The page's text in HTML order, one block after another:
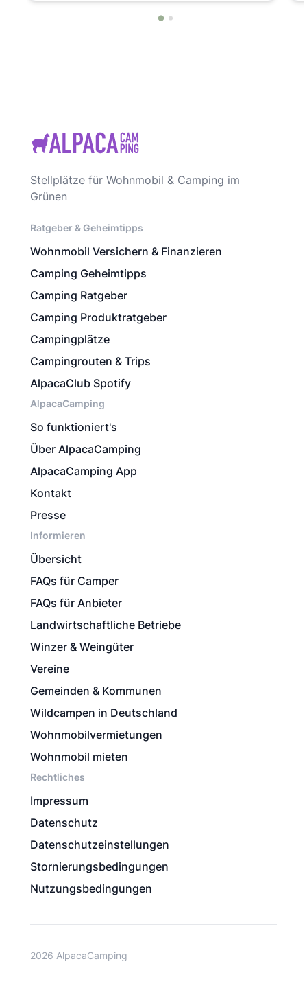
Stellplätze für Wohnmobil & Camping im
Grünen
Ratgeber & Geheimtipps
Wohnmobil Versichern & Finanzieren
Camping Geheimtipps
Camping Ratgeber
Camping Produktratgeber
Campingplätze
Campingrouten & Trips
AlpacaClub Spotify
AlpacaCamping
So funktioniert's
Über AlpacaCamping
AlpacaCamping App
Kontakt
Presse
Informieren
Übersicht
FAQs für Camper
FAQs für Anbieter
Landwirtschaftliche Betriebe
Winzer & Weingüter
Vereine
Gemeinden & Kommunen
Wildcampen in Deutschland
Wohnmobilvermietungen
Wohnmobil mieten
Rechtliches
Impressum
Datenschutz
Datenschutzeinstellungen
Stornierungsbedingungen
Nutzungsbedingungen
2026 AlpacaCamping